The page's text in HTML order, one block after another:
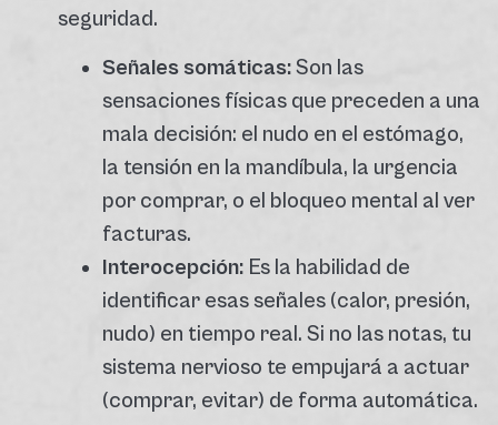
seguridad.
Señales somáticas:Son las
sensaciones físicas que preceden a una
mala decisión: el nudo en el estómago,
la tensión en la mandíbula, la urgencia
por comprar, o el bloqueo mental al ver
facturas.
Interocepción: Es la habilidad de
identificar esas señales (calor, presión,
nudo) en tiempo real. Si no las notas, tu
sistema nervioso te empujará a actuar
(comprar, evitar) de forma automática.